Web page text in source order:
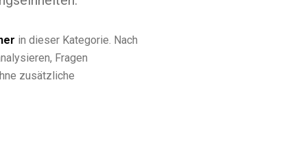
in dieser Kategorie. Nach
Fragen
zusätzliche